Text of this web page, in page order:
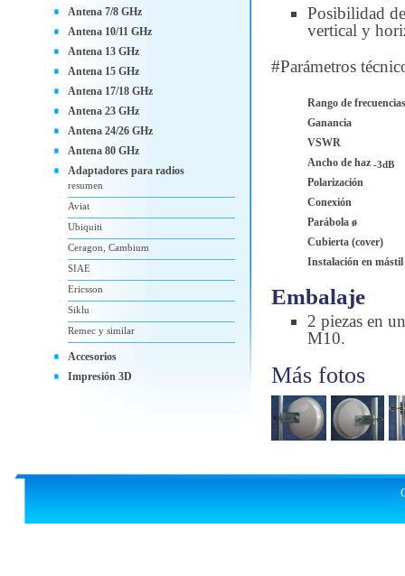
Posibilidad
vertical y
#Parámetros
Rango de frecuencias
Ganancia
VSWR
Ancho de haz -3dB
Polarización
Conexión
Parábola ø
Cubierta (cover)
Instalación en mástil
Embalaje
2 piezas en
M10.
Más fotos
Antena 7/8 GHz
Antena 10/11 GHz
Antena 13 GHz
Antena 15 GHz
Antena 17/18 GHz
Antena 23 GHz
Antena 24/26 GHz
Antena 80 GHz
Adaptadores para radios
resumen
Aviat
Ubiquiti
Ceragon, Cambium
SIAE
Ericsson
Siklu
Remec y similar
Accesorios
Impresión 3D